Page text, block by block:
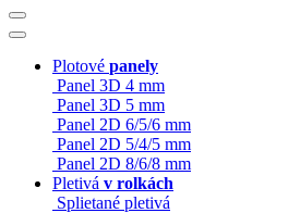
Plotové panely
Panel 3D 4 mm
Panel 3D 5 mm
Panel 2D 6/5/6 mm
Panel 2D 5/4/5 mm
Panel 2D 8/6/8 mm
Pletivá v rolkách
Splietané pletivá